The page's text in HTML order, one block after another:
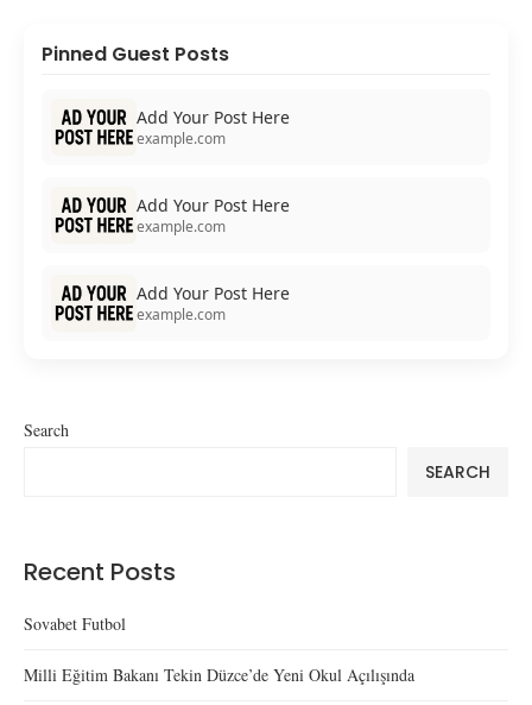
Pinned Guest Posts
Add Your Post Here
example.com
Add Your Post Here
example.com
Add Your Post Here
example.com
Search
SEARCH
Recent Posts
Sovabet Futbol
Milli Eğitim Bakanı Tekin Düzce’de Yeni Okul Açılışında